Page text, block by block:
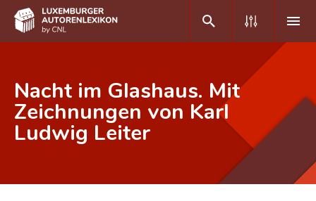
DE FR
Home
Erweiterte Suche
Nacht im Glashaus. Mit
Zeichnungen von Karl
Ludwig Leiter